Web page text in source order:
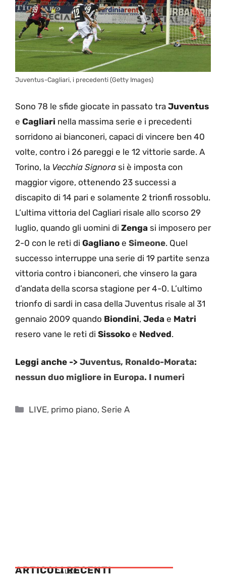
Juventus-Cagliari, i precedenti (Getty Images)
Sono 78 le sfide giocate in passato tra Juventus
e Cagliari nella massima serie e i precedenti
sorridono ai bianconeri, capaci di vincere ben 40
volte, contro i 26 pareggi e le 12 vittorie sarde. A
Torino, la Vecchia Signora si è imposta con
maggior vigore, ottenendo 23 successi a
discapito di 14 pari e solamente 2 trionfi rossoblu.
L’ultima vittoria del Cagliari risale allo scorso 29
luglio, quando gli uomini di Zenga si imposero per
2-0 con le reti di Gagliano e Simeone. Quel
successo interruppe una serie di 19 partite senza
vittoria contro i bianconeri, che vinsero la gara
d’andata della scorsa stagione per 4-0. L’ultimo
trionfo di sardi in casa della Juventus risale al 31
gennaio 2009 quando Biondini, Jeda e Matri
resero vane le reti di Sissoko e Nedved.
Leggi anche -> Juventus, Ronaldo-Morata:
nessun duo migliore in Europa. I numeri
Categorie
LIVE, primo piano,Serie A
ARTICOLI RECENTI
CALCIO